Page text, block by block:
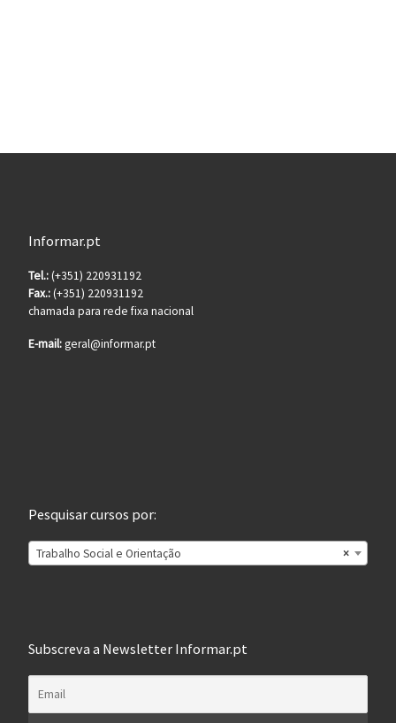
Informar.pt
Tel.:(+351) 220931192
Fax.:(+351) 220931192
chamada para rede fixa nacional
E-mail:geral@informar.pt
Pesquisar cursos por:
×
Trabalho Social e Orientação
Subscreva a Newsletter Informar.pt